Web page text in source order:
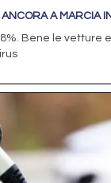
ANCORA A MARCIA
Bene le vetture